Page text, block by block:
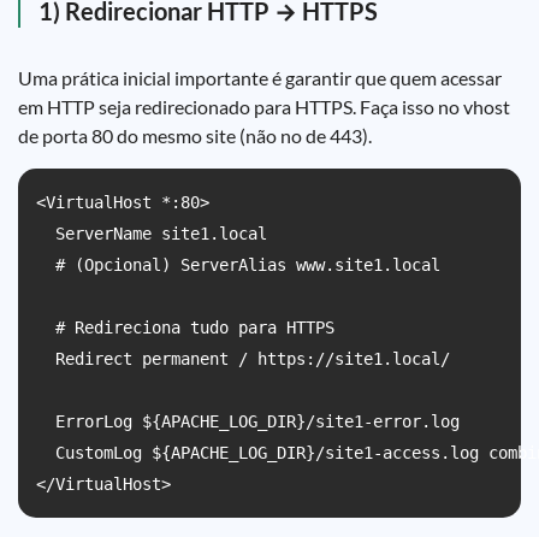
1) Redirecionar HTTP → HTTPS
Uma prática inicial importante é garantir que quem acessar
em HTTP seja redirecionado para HTTPS. Faça isso no vhost
de porta 80 do mesmo site (não no de 443).
<VirtualHost *:80>
  ServerName site1.local
  # (Opcional) ServerAlias www.site1.local
  # Redireciona tudo para HTTPS
  Redirect permanent / https://site1.local/
  ErrorLog ${APACHE_LOG_DIR}/site1-error.log
CustomLog ${APACHE_LOG_DIR}/site1-access.log
</VirtualHost>